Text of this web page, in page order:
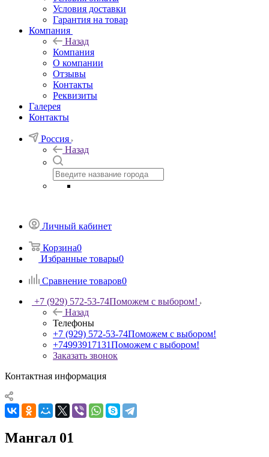
Условия доставки
Гарантия на товар
Компания
Назад
Компания
О компании
Отзывы
Контакты
Реквизиты
Галерея
Контакты
Россия
Назад
Личный кабинет
Корзина0
Избранные товары0
Сравнение товаров0
+7 (929) 572-53-74Поможем с выбором!
Назад
Телефоны
+7 (929) 572-53-74Поможем с выбором!
+74993917131Поможем с выбором!
Заказать звонок
Контактная информация
Мангал 01